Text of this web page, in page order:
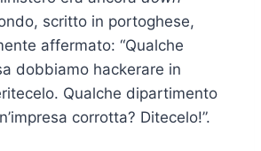
scritto in portoghese,
affermato: “Qualche
dobbiamo hackerare in
Qualche dipartimento
corrotta? Ditecelo!”.